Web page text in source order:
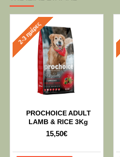
2-3 ημέρες
PROCHOICE ADULT
LAMB & RICE 3Kg
15,50€